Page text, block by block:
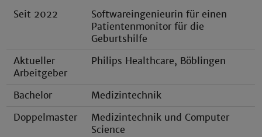
Seit 2022
Softwareingenieurin für einen
Patientenmonitor für die
Geburtshilfe
Aktueller
Arbeitgeber
Philips Healthcare, Böblingen
Bachelor
Medizintechnik
Doppelmaster
Medizintechnik und Computer
Science